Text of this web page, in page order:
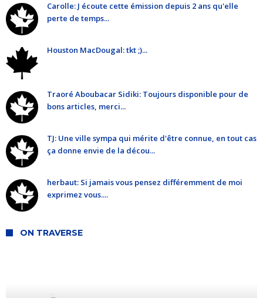
Carolle: J écoute cette émission depuis 2 ans qu'elle
perte de temps...
Houston MacDougal: tkt ;)...
Traoré Aboubacar Sidiki: Toujours disponible pour de
bons articles, merci...
TJ: Une ville sympa qui mérite d'être connue, en tout cas
ça donne envie de la décou...
herbaut: Si jamais vous pensez différemment de moi
exprimez vous....
ON TRAVERSE